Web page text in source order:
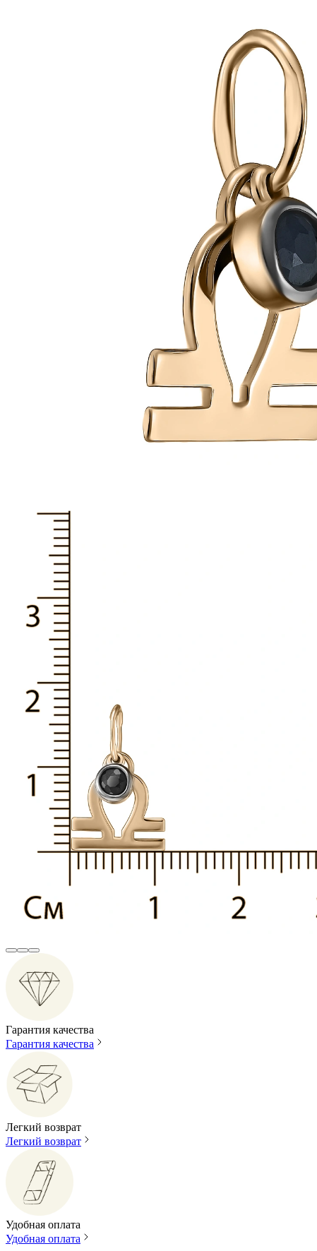
Гарантия качества
Гарантия качества
Легкий возврат
Легкий возврат
Удобная оплата
Удобная оплата